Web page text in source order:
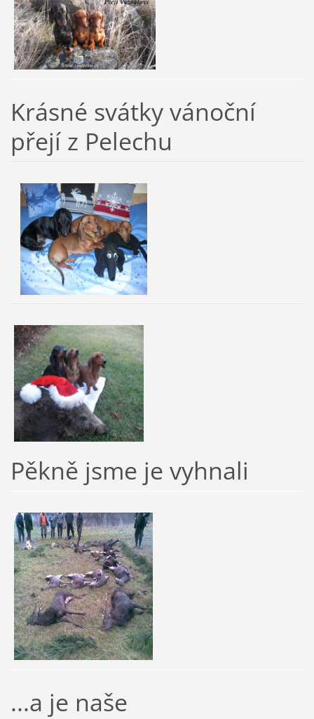
Krásné svátky vánoční
přejí z Pelechu
Pěkně jsme je vyhnali
...a je naše